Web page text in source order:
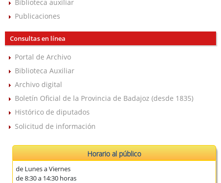
Biblioteca auxiliar
Publicaciones
Consultas en línea
Portal de Archivo
Biblioteca Auxiliar
Archivo digital
Boletín Oficial de la Provincia de Badajoz (desde 1835)
Histórico de diputados
Solicitud de información
Horario al público
de Lunes a Viernes
de 8:30 a 14:30 horas